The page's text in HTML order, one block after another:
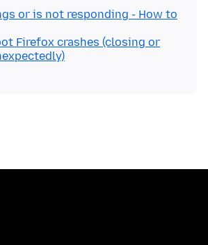
or is not responding - How to
Firefox crashes (closing or